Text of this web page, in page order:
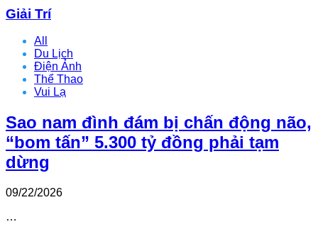
Giải Trí
All
Du Lịch
Điện Ảnh
Thể Thao
Vui Lạ
Sao nam đình đám bị chấn động não,
“bom tấn” 5.300 tỷ đồng phải tạm
dừng
09/22/2026
…